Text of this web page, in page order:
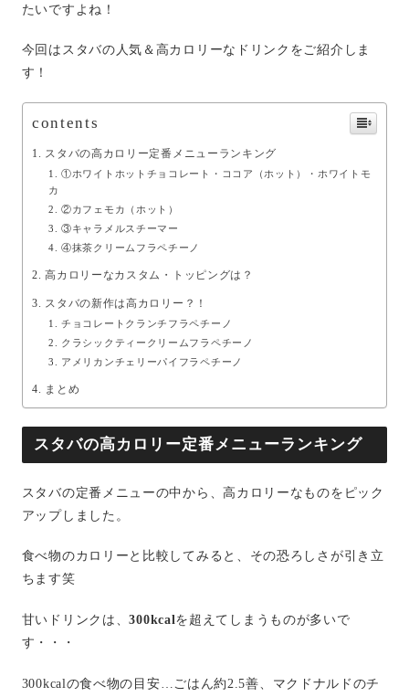
たいですよね！
今回はスタバの人気＆高カロリーなドリンクをご紹介しま
す！
contents
スタバの高カロリー定番メニューランキング
①ホワイトホットチョコレート・ココア（ホット）・ホワイトモ
カ
②カフェモカ（ホット）
③キャラメルスチーマー
④抹茶クリームフラペチーノ
高カロリーなカスタム・トッピングは？
スタバの新作は高カロリー？！
チョコレートクランチフラペチーノ
クラシックティークリームフラペチーノ
アメリカンチェリーパイフラペチーノ
まとめ
スタバの高カロリー定番メニューランキング
スタバの定番メニューの中から、高カロリーなものをピック
アップしました。
食べ物のカロリーと比較してみると、その恐ろしさが引き立
ちます笑
甘いドリンクは、300kcalを超えてしまうものが多いで
す・・・
300kcalの食べ物の目安…ごはん約2.5善、マクドナルドのチ